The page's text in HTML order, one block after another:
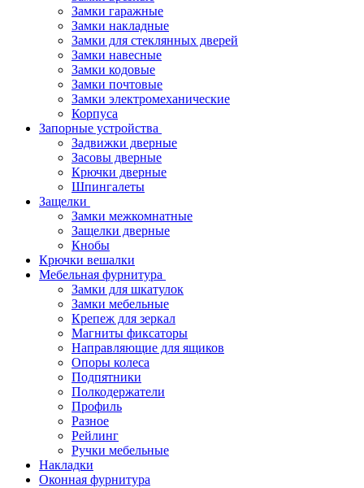
Замки гаражные
Замки накладные
Замки для стеклянных дверей
Замки навесные
Замки кодовые
Замки почтовые
Замки электромеханические
Корпуса
Запорные устройства
Задвижки дверные
Засовы дверные
Крючки дверные
Шпингалеты
Защелки
Замки межкомнатные
Защелки дверные
Кнобы
Крючки вешалки
Мебельная фурнитура
Замки для шкатулок
Замки мебельные
Крепеж для зеркал
Магниты фиксаторы
Направляющие для ящиков
Опоры колеса
Подпятники
Полкодержатели
Профиль
Разное
Рейлинг
Ручки мебельные
Накладки
Оконная фурнитура